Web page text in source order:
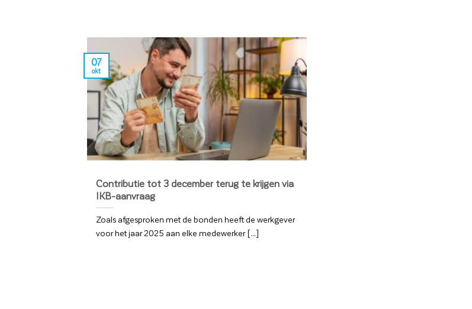
Contributie tot 3 december terug te krijgen via
IKB-aanvraag
Zoals afgesproken met de bonden heeft de werkgever
voor het jaar 2025 aan elke medewerker [...]
07
okt